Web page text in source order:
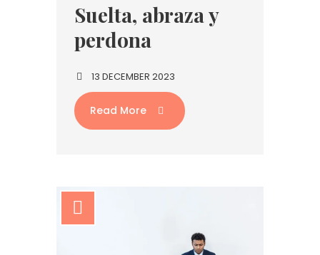
Suelta, abraza y
perdona
13 DECEMBER 2023
Read More